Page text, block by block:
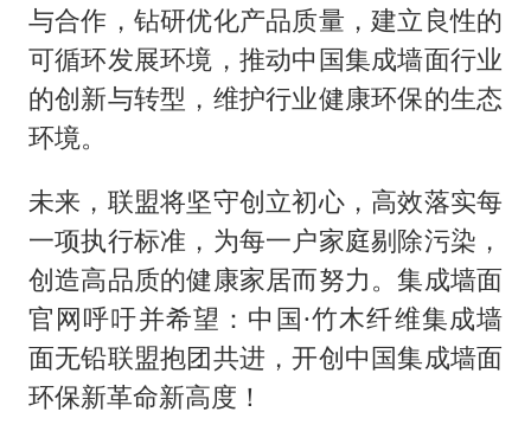
与合作，钻研优化产品质量，建立良性的
可循环发展环境，推动中国集成墙面行业
的创新与转型，维护行业健康环保的生态
环境。
未来，联盟将坚守创立初心，高效落实每
一项执行标准，为每一户家庭剔除污染，
创造高品质的健康家居而努力。集成墙面
官网呼吁并希望：中国·竹木纤维集成墙
面无铅联盟抱团共进，开创中国集成墙面
环保新革命新高度！